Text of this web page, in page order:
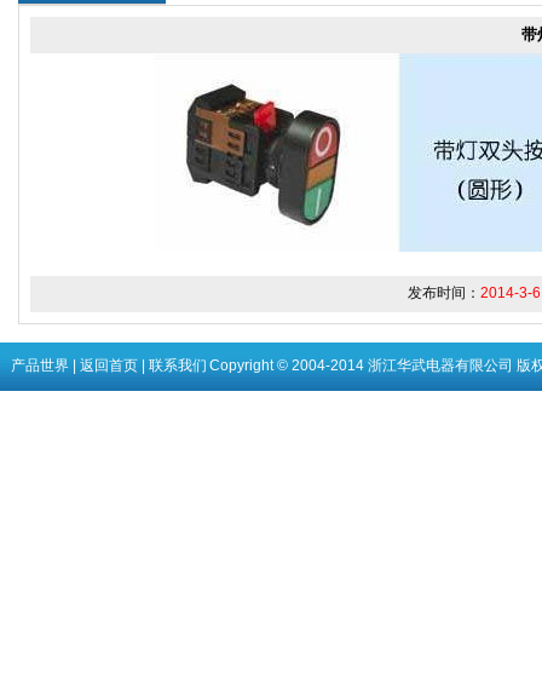
带
发布时间： 2014-3-
产品世界| 返回首页| 联系我们 Copyright © 2004-2014 浙江华武电器有限公司 版